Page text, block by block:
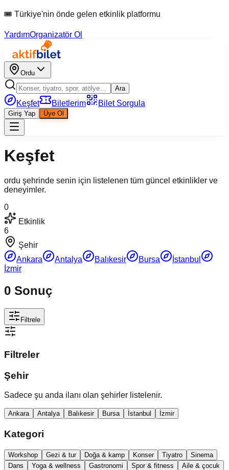
🎟 Türkiye'nin önde gelen etkinlik platformu
YardımOrganizatör Ol
Ordu
Ara
Keşfet Biletlerim Bilet Sorgula
Giriş Yap Üye Ol
Keşfet
ordu şehrinde senin için listelenen tüm güncel etkinlikler ve
deneyimler.
0
Etkinlik
6
Şehir
Ankara
Antalya Balıkesir Bursa
İstanbul
İzmir
0 Sonuç
Filtrele
Filtreler
Şehir
Sadece şu anda ilanı olan şehirler listelenir.
Ankara Antalya Balıkesir Bursa İstanbul İzmir
Kategori
Workshop Gezi & tur Doğa & kamp Konser Tiyatro
Sinema
Dans
Yoga & wellness Gastronomi Spor & fitness
Aile & çocuk